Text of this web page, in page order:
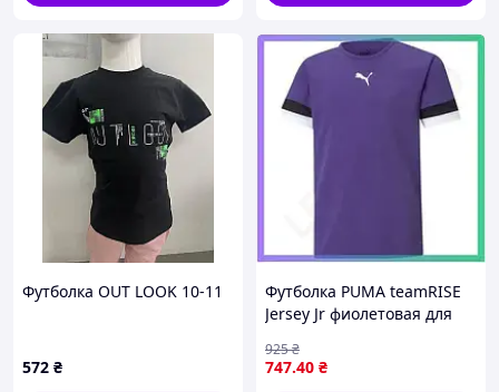
Футболка OUT LOOK 10-11
572 ₴
Футболка PUMA teamRISE
Jersey Jr фиолетовая для
футболка для футбола
SKU_704938-10
747.40 ₴
925₴